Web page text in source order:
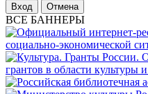
Отмена
ВСЕ БАННЕРЫ